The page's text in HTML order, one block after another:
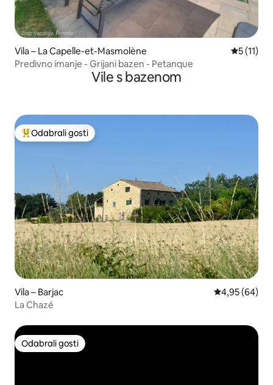
Vila – La Capelle-et-Masmolène
5 (11)
Predivno imanje - Grijani bazen - Petanque
Vile s bazenom
Među najviše rangiranima s oznakom „Odabrali gosti”
Odabrali gosti
Vila – Barjac Prosječna
4,95 (64)
La Chazé
Odabrali gosti
Odabrali gosti